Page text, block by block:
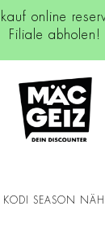
online
Filiale abholen!
KODI SEASON